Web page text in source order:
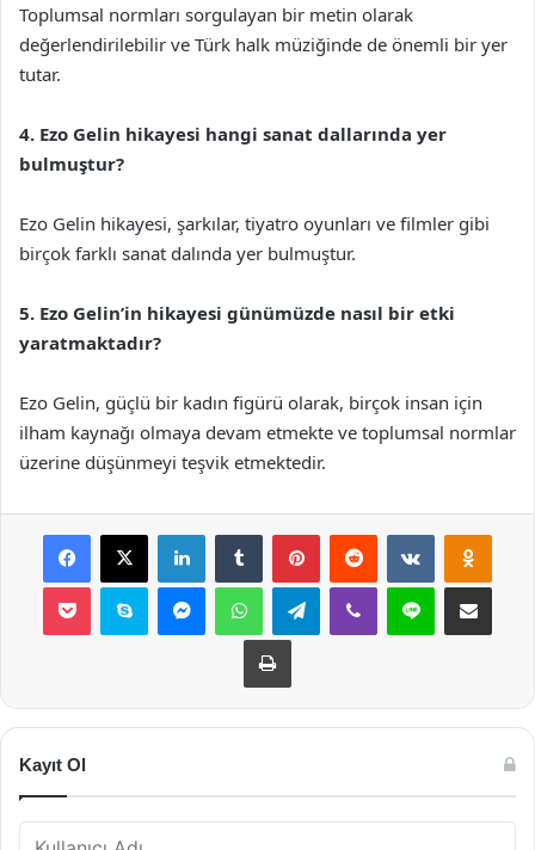
Toplumsal normları sorgulayan bir metin olarak
değerlendirilebilir ve Türk halk müziğinde de önemli bir yer
tutar.
4. Ezo Gelin hikayesi hangi sanat dallarında yer
bulmuştur?
Ezo Gelin hikayesi, şarkılar, tiyatro oyunları ve filmler gibi
birçok farklı sanat dalında yer bulmuştur.
5. Ezo Gelin’in hikayesi günümüzde nasıl bir etki
yaratmaktadır?
Ezo Gelin, güçlü bir kadın figürü olarak, birçok insan için
ilham kaynağı olmaya devam etmekte ve toplumsal normlar
üzerine düşünmeyi teşvik etmektedir.
Facebook
X LinkedInTumblr PinterestReddit VKontakte
Pocket Skype MessengerWhatsAppTelegramViber Line E-Posta ile
Yazdır
Kayıt Ol